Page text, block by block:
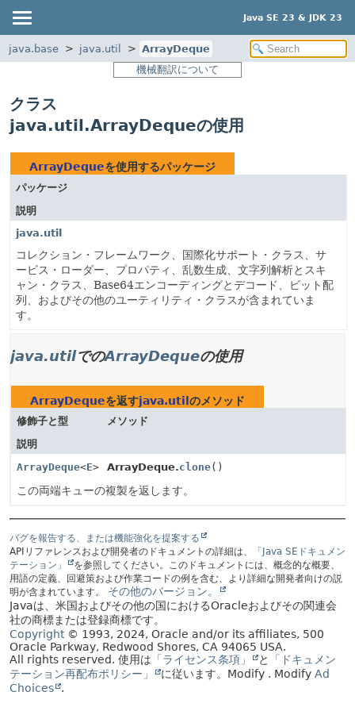
Java SE 23 & JDK 23
java.base java.util
ArrayDeque
機械翻訳について
クラス
java.util.ArrayDequeの使用
ArrayDequeを使用するパッケージ
パッケージ
説明
java.util
コレクション・フレームワーク、国際化サポート・クラス、サ
ービス・ローダー、プロパティ、乱数生成、文字列解析とスキ
ャン・クラス、Base64エンコーディングとデコード、ビット配
列、およびその他のユーティリティ・クラスが含まれていま
す。
java.utilでのArrayDequeの使用
ArrayDequeを返すjava.util のメソッド
修飾子と型
メソッド
説明
ArrayDeque<E> ArrayDeque.clone()
この両端キューの複製を返します。
バグを報告する、または機能強化を提案する
APIリファレンスおよび開発者のドキュメントの詳細は、
「Java SEドキュメン
テーション」
を参照してください。このドキュメントには、概念的な概要、
用語の定義、回避策および作業コードの例を含む、より詳細な開発者向けの説
明が含まれています。
その他のバージョン。
Javaは、米国およびその他の国におけるOracleおよびその関連会
社の商標または登録商標です。
Copyright© 1993, 2024, Oracle and/or its affiliates, 500
Oracle Parkway, Redwood Shores, CA 94065 USA.
All rights reserved. 使用は 「ライセンス条項」 と
「ドキュメン
テーション再配布ポリシー」
に従います。 Modify . Modify Ad
Choices
.